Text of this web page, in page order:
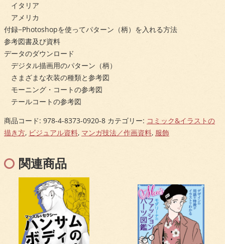
イタリア
アメリカ
付録−Photoshopを使ってパターン（柄）を入れる方法
参考図書及び資料
データのダウンロード
デジタル描画用のパターン（柄）
さまざまな衣装の種類と参考図
モーニング・コートの参考図
テールコートの参考図
商品コード: 978-4-8373-0920-8 カテゴリー: コミック&イラストの
描き方, ビジュアル資料, マンガ技法／作画資料, 服飾
関連商品